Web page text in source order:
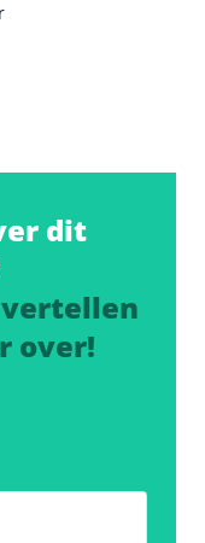
dit
over!